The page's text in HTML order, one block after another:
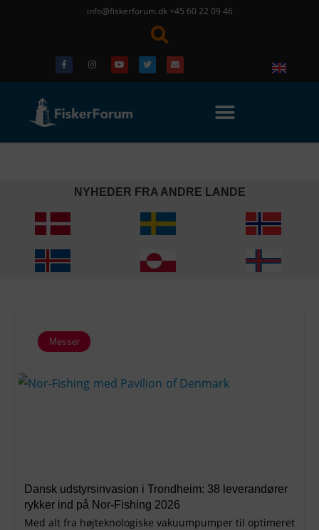
info@fiskerforum.dk +45 60 22 09 46
NYHEDER FRA ANDRE LANDE
Messer
Dansk udstyrsinvasion i Trondheim: 38 leverandører
rykker ind på Nor-Fishing 2026
Med alt fra højteknologiske vakuumpumper til optimeret